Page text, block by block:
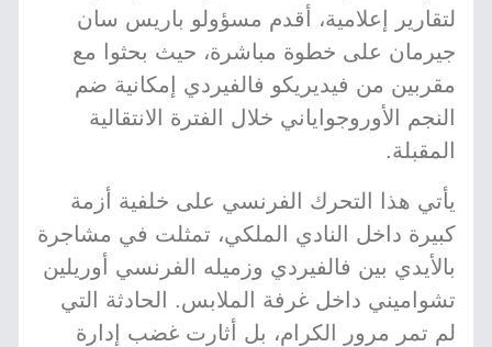
لتقارير إعلامية، أقدم مسؤولو باريس سان
جيرمان على خطوة مباشرة، حيث بحثوا مع
مقربين من فيديريكو فالفيردي إمكانية ضم
النجم الأوروجواياني خلال الفترة الانتقالية
المقبلة.
يأتي هذا التحرك الفرنسي على خلفية أزمة
كبيرة داخل النادي الملكي، تمثلت في مشاجرة
بالأيدي بين فالفيردي وزميله الفرنسي أوريلين
تشواميني داخل غرفة الملابس. الحادثة التي
لم تمر مرور الكرام، بل أثارت غضب إدارة